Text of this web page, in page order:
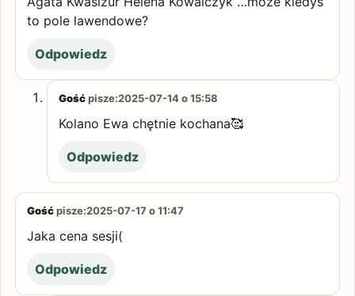
to pole lawendowe?
Odpowiedz
Gośćpisze:2025-07-14 o 15:58
Kolano Ewa chętnie kochana🥰
Odpowiedz
Gośćpisze:2025-07-17 o 11:47
Jaka cena sesji(
Odpowiedz